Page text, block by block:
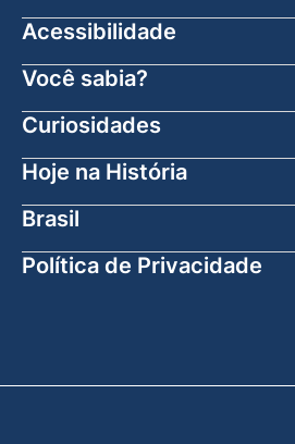
Acessibilidade
Você sabia?
Curiosidades
Hoje na História
Brasil
Política de Privacidade